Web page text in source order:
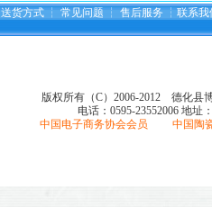
送货方式 ┆ 常见问题 ┆ 售后服务 ┆ 联系我
版权所有（C）2006-2012 德化县
电话：0595-23552006 地址
中国电子商务协会会员 中国陶